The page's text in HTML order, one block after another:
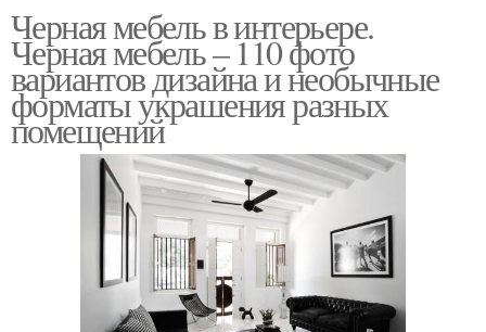
Черная мебель в интерьере.
Черная мебель – 110 фото
вариантов дизайна и необычные
форматы украшения разных
помещений